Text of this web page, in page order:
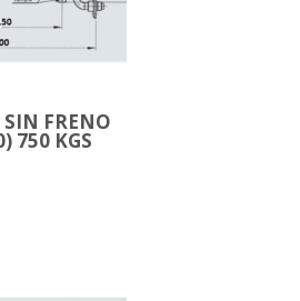
SIN FRENO
750 KGS